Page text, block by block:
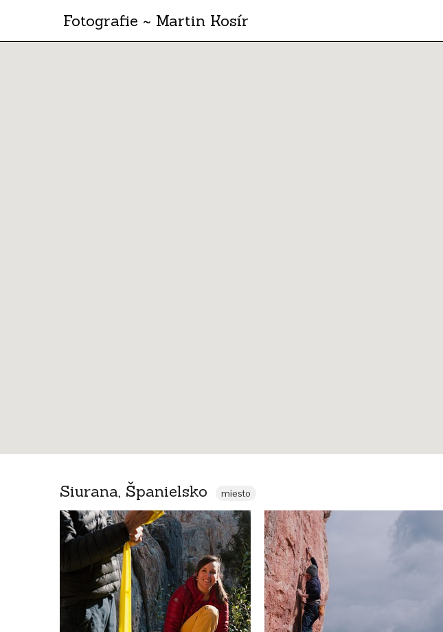
Fotografie ~ Martin Kosír
Siurana, Španielsko miesto